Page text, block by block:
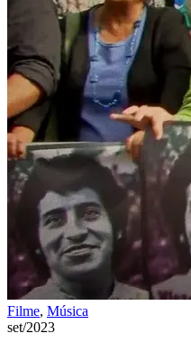
Filme, Música
set/2023